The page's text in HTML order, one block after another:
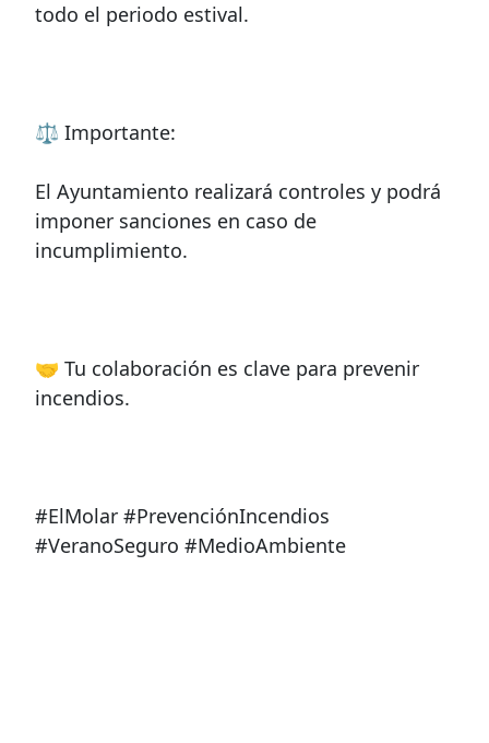
todo el periodo estival.
⚖️ Importante:
El Ayuntamiento realizará controles y podrá
imponer sanciones en caso de
incumplimiento.
🤝 Tu colaboración es clave para prevenir
incendios.
#ElMolar #PrevenciónIncendios
#VeranoSeguro #MedioAmbiente